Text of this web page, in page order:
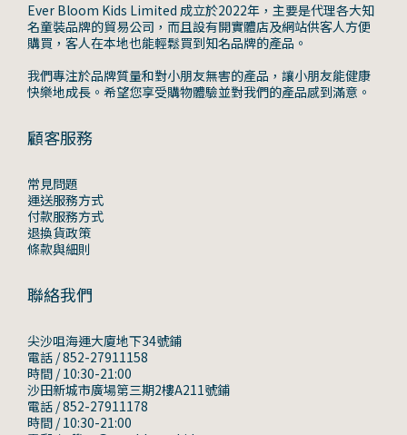
Ever Bloom Kids Limited 成立於2022年，主要是代理各大知
名童裝品牌的貿易公司，而且設有開實體店及網站供客人方便
購買，客人在本地也能輕鬆買到知名品牌的產品。
我們專注於品牌質量和對小朋友無害的產品，讓小朋友能健康
快樂地成長。希望您享受購物體驗並對我們的產品感到滿意。
顧客服務
常見問題
運送服務方式
付款服務方式
退換貨政策
條款與細則
聯絡我們
尖沙咀海運大廈地下34號鋪
電話 / 852-27911158
時間 / 10:30-21:00
沙田新城市廣場第三期2樓A211號鋪
電話 / 852-27911178
時間 / 10:30-21:00